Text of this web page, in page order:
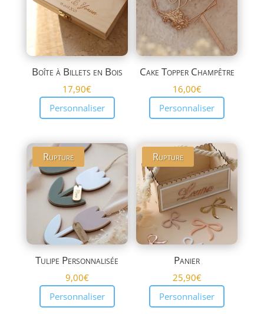
Boîte à Billets en Bois
17,90€
Personnaliser
Cake Topper Champêtre
16,00€
Personnaliser
Rupture
Tulipe Personnalisée
9,00€
Personnaliser
Rupture
Panier
25,90€
Personnaliser